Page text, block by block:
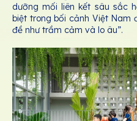
dưỡng mối liên kết sâu sắc
biệt trong bối cảnh Việt
đề như trầm cảm và lo âu”.